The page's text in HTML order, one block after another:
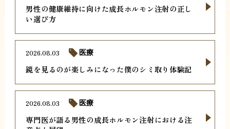
男性の健康維持に向けた成長ホルモン注射の正し
い選び方
鏡を見るのが楽しみになった僕のシミ取り体験記
2026.08.03 医療
専門医が語る男性の成長ホルモン注射における注
2026.08.03 医療